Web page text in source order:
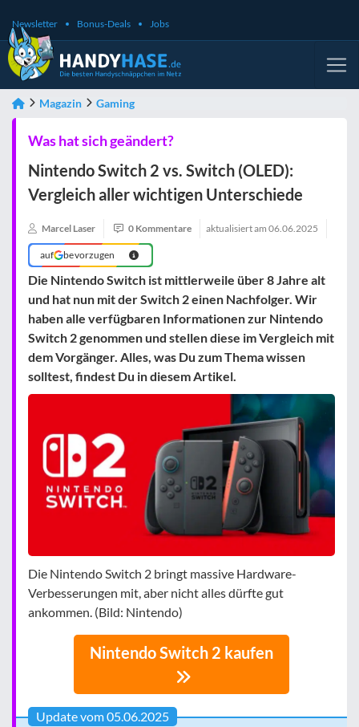
Newsletter Bonus-Deals Jobs
Magazin Gaming
Was hat sich geändert?
Nintendo Switch 2 vs. Switch (OLED):
Vergleich aller wichtigen Unterschiede
Marcel Laser 0 Kommentare aktualisiert am 06.06.2025
auf bevorzugen
Die Nintendo Switch ist mittlerweile über 8 Jahre alt
und hat nun mit der Switch 2 einen Nachfolger. Wir
haben alle verfügbaren Informationen zur Nintendo
Switch 2 genommen und stellen diese im Vergleich mit
dem Vorgänger. Alles, was Du zum Thema wissen
solltest, findest Du in diesem Artikel.
Die Nintendo Switch 2 bringt massive Hardware-
Verbesserungen mit, aber nicht alles dürfte gut
ankommen. (Bild: Nintendo)
Nintendo Switch 2 kaufen
Update vom 05.06.2025